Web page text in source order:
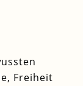
Freiheit